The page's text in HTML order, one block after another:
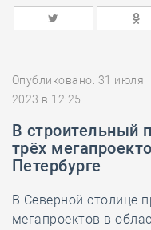
Опубликовано: 31 июля
2023 в 12:25
В строительный
трёх
Петербурге
В Северной столице
мегапроектов в